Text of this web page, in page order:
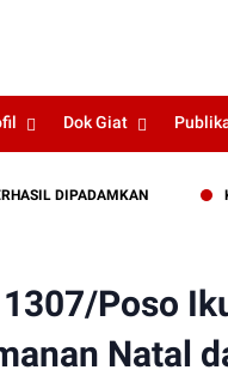
Dok Giat
KODIM
Poso
Natal